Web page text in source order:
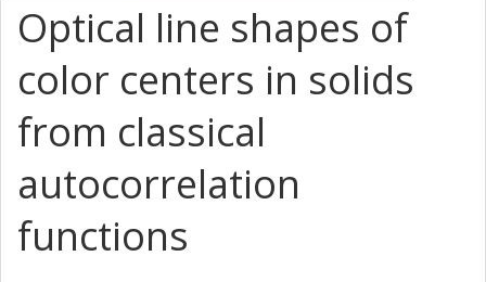
Optical line shapes of
color centers in solids
from classical
autocorrelation
functions